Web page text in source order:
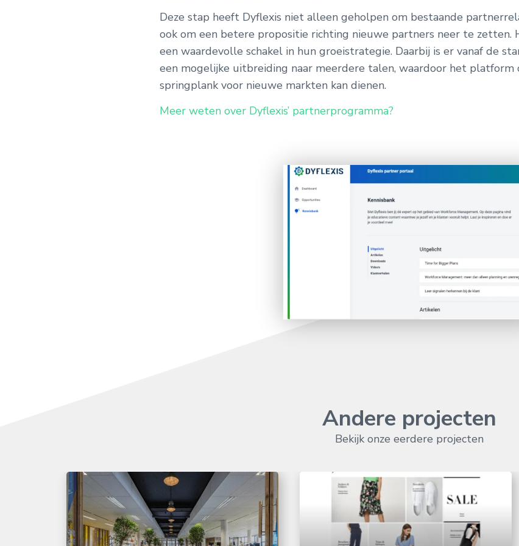
Deze stap heeft Dyflexis niet alleen geholpen om bestaande
ook om een betere propositie richting nieuwe partners neer te zetten.
een waardevolle schakel in hun groeistrategie. Daarbij is er vanaf de
een mogelijke uitbreiding naar meerdere talen, waardoor het platform
springplank voor nieuwe markten kan dienen.
Meer weten over Dyflexis’ partnerprogramma?
Andere projecten
Bekijk onze eerdere projecten